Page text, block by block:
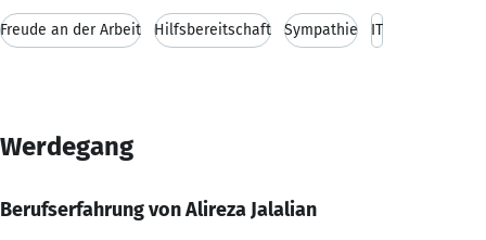
Freude an der Arbeit Hilfsbereitschaft Sympathie IT
Werdegang
Berufserfahrung von Alireza Jalalian